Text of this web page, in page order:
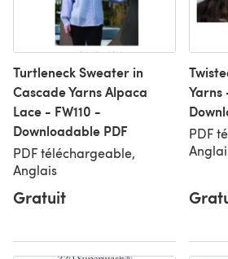
Turtleneck Sweater in
Cascade Yarns Alpaca
Lace - FW110 -
Downloadable PDF
PDF téléchargeable,
Anglais
Gratuit
Yarns
PDF